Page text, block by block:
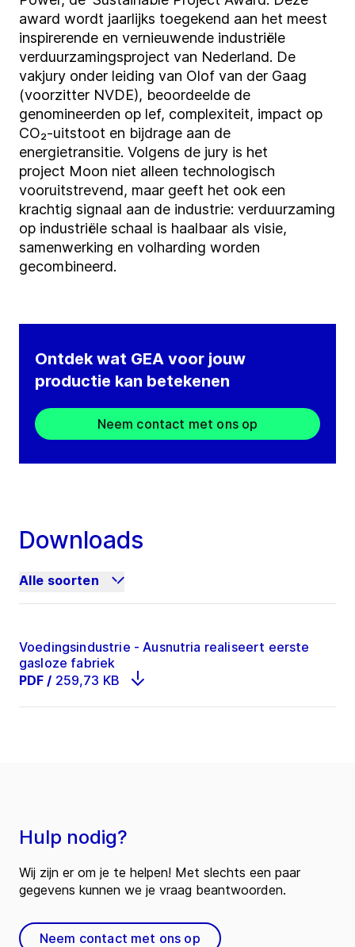
award wordt jaarlijks toegekend aan het meest
inspirerende en vernieuwende industriële
verduurzamingsproject van Nederland. De
vakjury onder leiding van Olof van der Gaag
(voorzitter NVDE), beoordeelde de
genomineerden op lef, complexiteit, impact op
CO₂-uitstoot en bijdrage aan de
energietransitie. Volgens de jury is het
project Moon niet alleen technologisch
vooruitstrevend, maar geeft het ook een
krachtig signaal aan de industrie: verduurzaming
op industriële schaal is haalbaar als visie,
samenwerking en volharding worden
gecombineerd.
Ontdek wat GEA voor jouw
productie kan betekenen
Neem contact met ons op
Downloads
Alle soorten
Voedingsindustrie - Ausnutria realiseert eerste
gasloze fabriek
PDF / 259,73 KB
Hulp nodig?
Wij zijn er om je te helpen! Met slechts een paar
gegevens kunnen we je vraag beantwoorden.
Neem contact met ons op